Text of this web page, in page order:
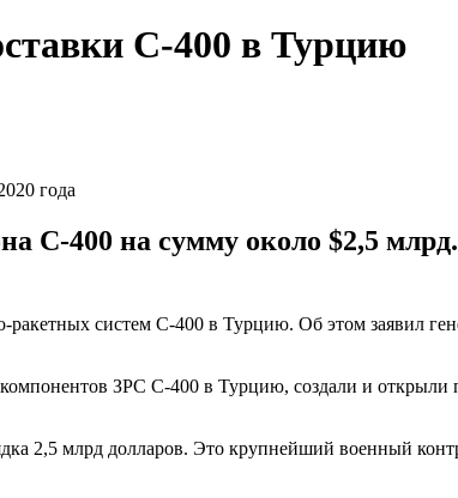
С-400 в Турцию
года
С-400 на сумму около $2,5
ракетных систем С-400 в Турцию. Об этом заявил
ЗРС С-400 в Турцию, создали и открыли
2,5 млрд долларов. Это крупнейший военный